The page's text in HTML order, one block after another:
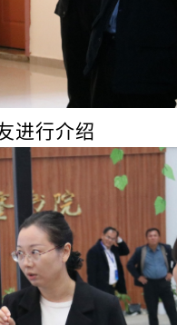
进行介绍